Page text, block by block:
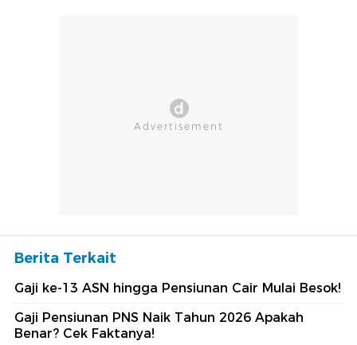
Berita Terkait
Gaji ke-13 ASN hingga Pensiunan Cair Mulai Besok!
Gaji Pensiunan PNS Naik Tahun 2026 Apakah
Benar? Cek Faktanya!